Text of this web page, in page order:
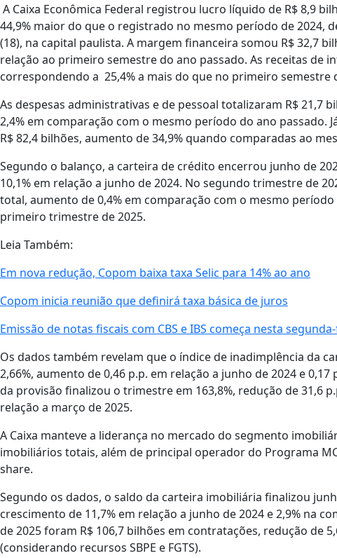
A Caixa Econômica Federal registrou lucro líquido de R$ 8,9
44,9% maior do que o registrado no mesmo período de 2024,
(18), na capital paulista. A margem financeira somou R$ 32,7
relação ao primeiro semestre do ano passado. As receitas de
correspondendo a 25,4% a mais do que no primeiro semestre
As despesas administrativas e de pessoal totalizaram R$ 21,7
2,4% em comparação com o mesmo período do ano passado.
R$ 82,4 bilhões, aumento de 34,9% quando comparadas ao
Segundo o balanço, a carteira de crédito encerrou junho de
10,1% em relação a junho de 2024. No segundo trimestre de
total, aumento de 0,4% em comparação com o mesmo
primeiro trimestre de 2025.
Leia Também:
Em nova redução, Copom baixa taxa Selic para 14% ao ano
Copom inicia reunião que definirá taxa básica de juros
Emissão de notas fiscais com CBS e IBS começa nesta
Os dados também revelam que o índice de inadimplência da
2,66%, aumento de 0,46 p.p. em relação a junho de 2024 e
da provisão finalizou o trimestre em 163,8%, redução de 31,6
relação a março de 2025.
A Caixa manteve a liderança no mercado do segmento
imobiliários totais, além de principal operador do Programa
share.
Segundo os dados, o saldo da carteira imobiliária finalizou
crescimento de 11,7% em relação a junho de 2024 e 2,9% na
de 2025 foram R$ 106,7 bilhões em contratações, redução de
(considerando recursos SBPE e FGTS).